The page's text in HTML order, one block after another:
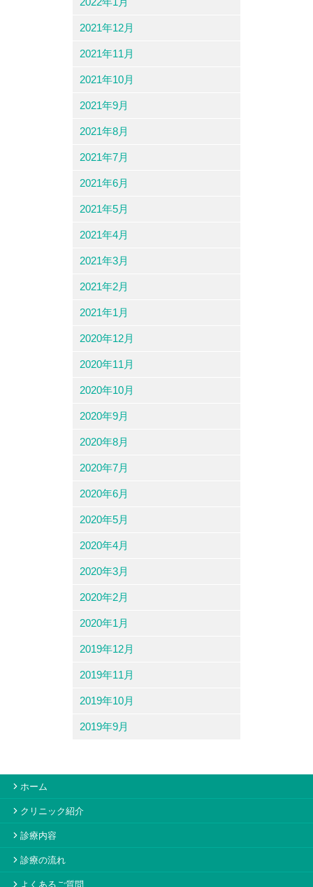
2021年12月
2021年11月
2021年10月
2021年9月
2021年8月
2021年7月
2021年6月
2021年5月
2021年4月
2021年3月
2021年2月
2021年1月
2020年12月
2020年11月
2020年10月
2020年9月
2020年8月
2020年7月
2020年6月
2020年5月
2020年4月
2020年3月
2020年2月
2020年1月
2019年12月
2019年11月
2019年10月
2019年9月
ホーム
クリニック紹介
診療内容
診療の流れ
よくあるご質問